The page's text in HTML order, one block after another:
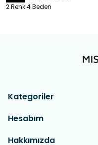
2 Renk 4 Beden
Kategoriler
Hesabım
Hakkımızda